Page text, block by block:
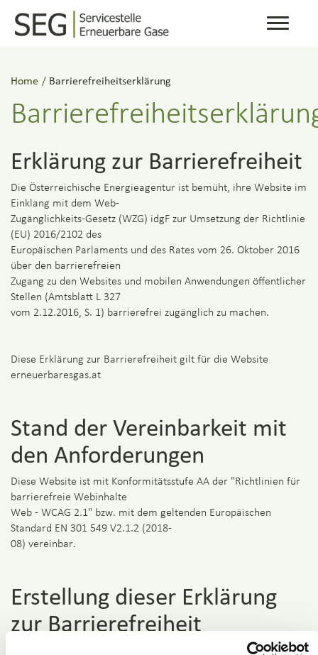
Toggle
Home / Barrierefreiheitserklärung
Erklärung zur Barrierefreiheit
Die Österreichische Energieagentur ist bemüht, ihre Website im
Einklang mit dem Web-
Zugänglichkeits-Gesetz (WZG) idgF zur Umsetzung der Richtlinie
(EU) 2016/2102 des
Europäischen Parlaments und des Rates vom 26. Oktober 2016
über den barrierefreien
Zugang zu den Websites und mobilen Anwendungen öffentlicher
Stellen (Amtsblatt L 327
vom 2.12.2016, S. 1) barrierefrei zugänglich zu machen.
Diese Erklärung zur Barrierefreiheit gilt für die Website
erneuerbaresgas.at
Stand der Vereinbarkeit mit
den Anforderungen
Diese Website ist mit Konformitätsstufe AA der "Richtlinien für
barrierefreie Webinhalte
Web - WCAG 2.1" bzw. mit dem geltenden Europäischen
Standard EN 301 549 V2.1.2 (2018-
08) vereinbar.
Erstellung dieser Erklärung
zur Barrierefreiheit